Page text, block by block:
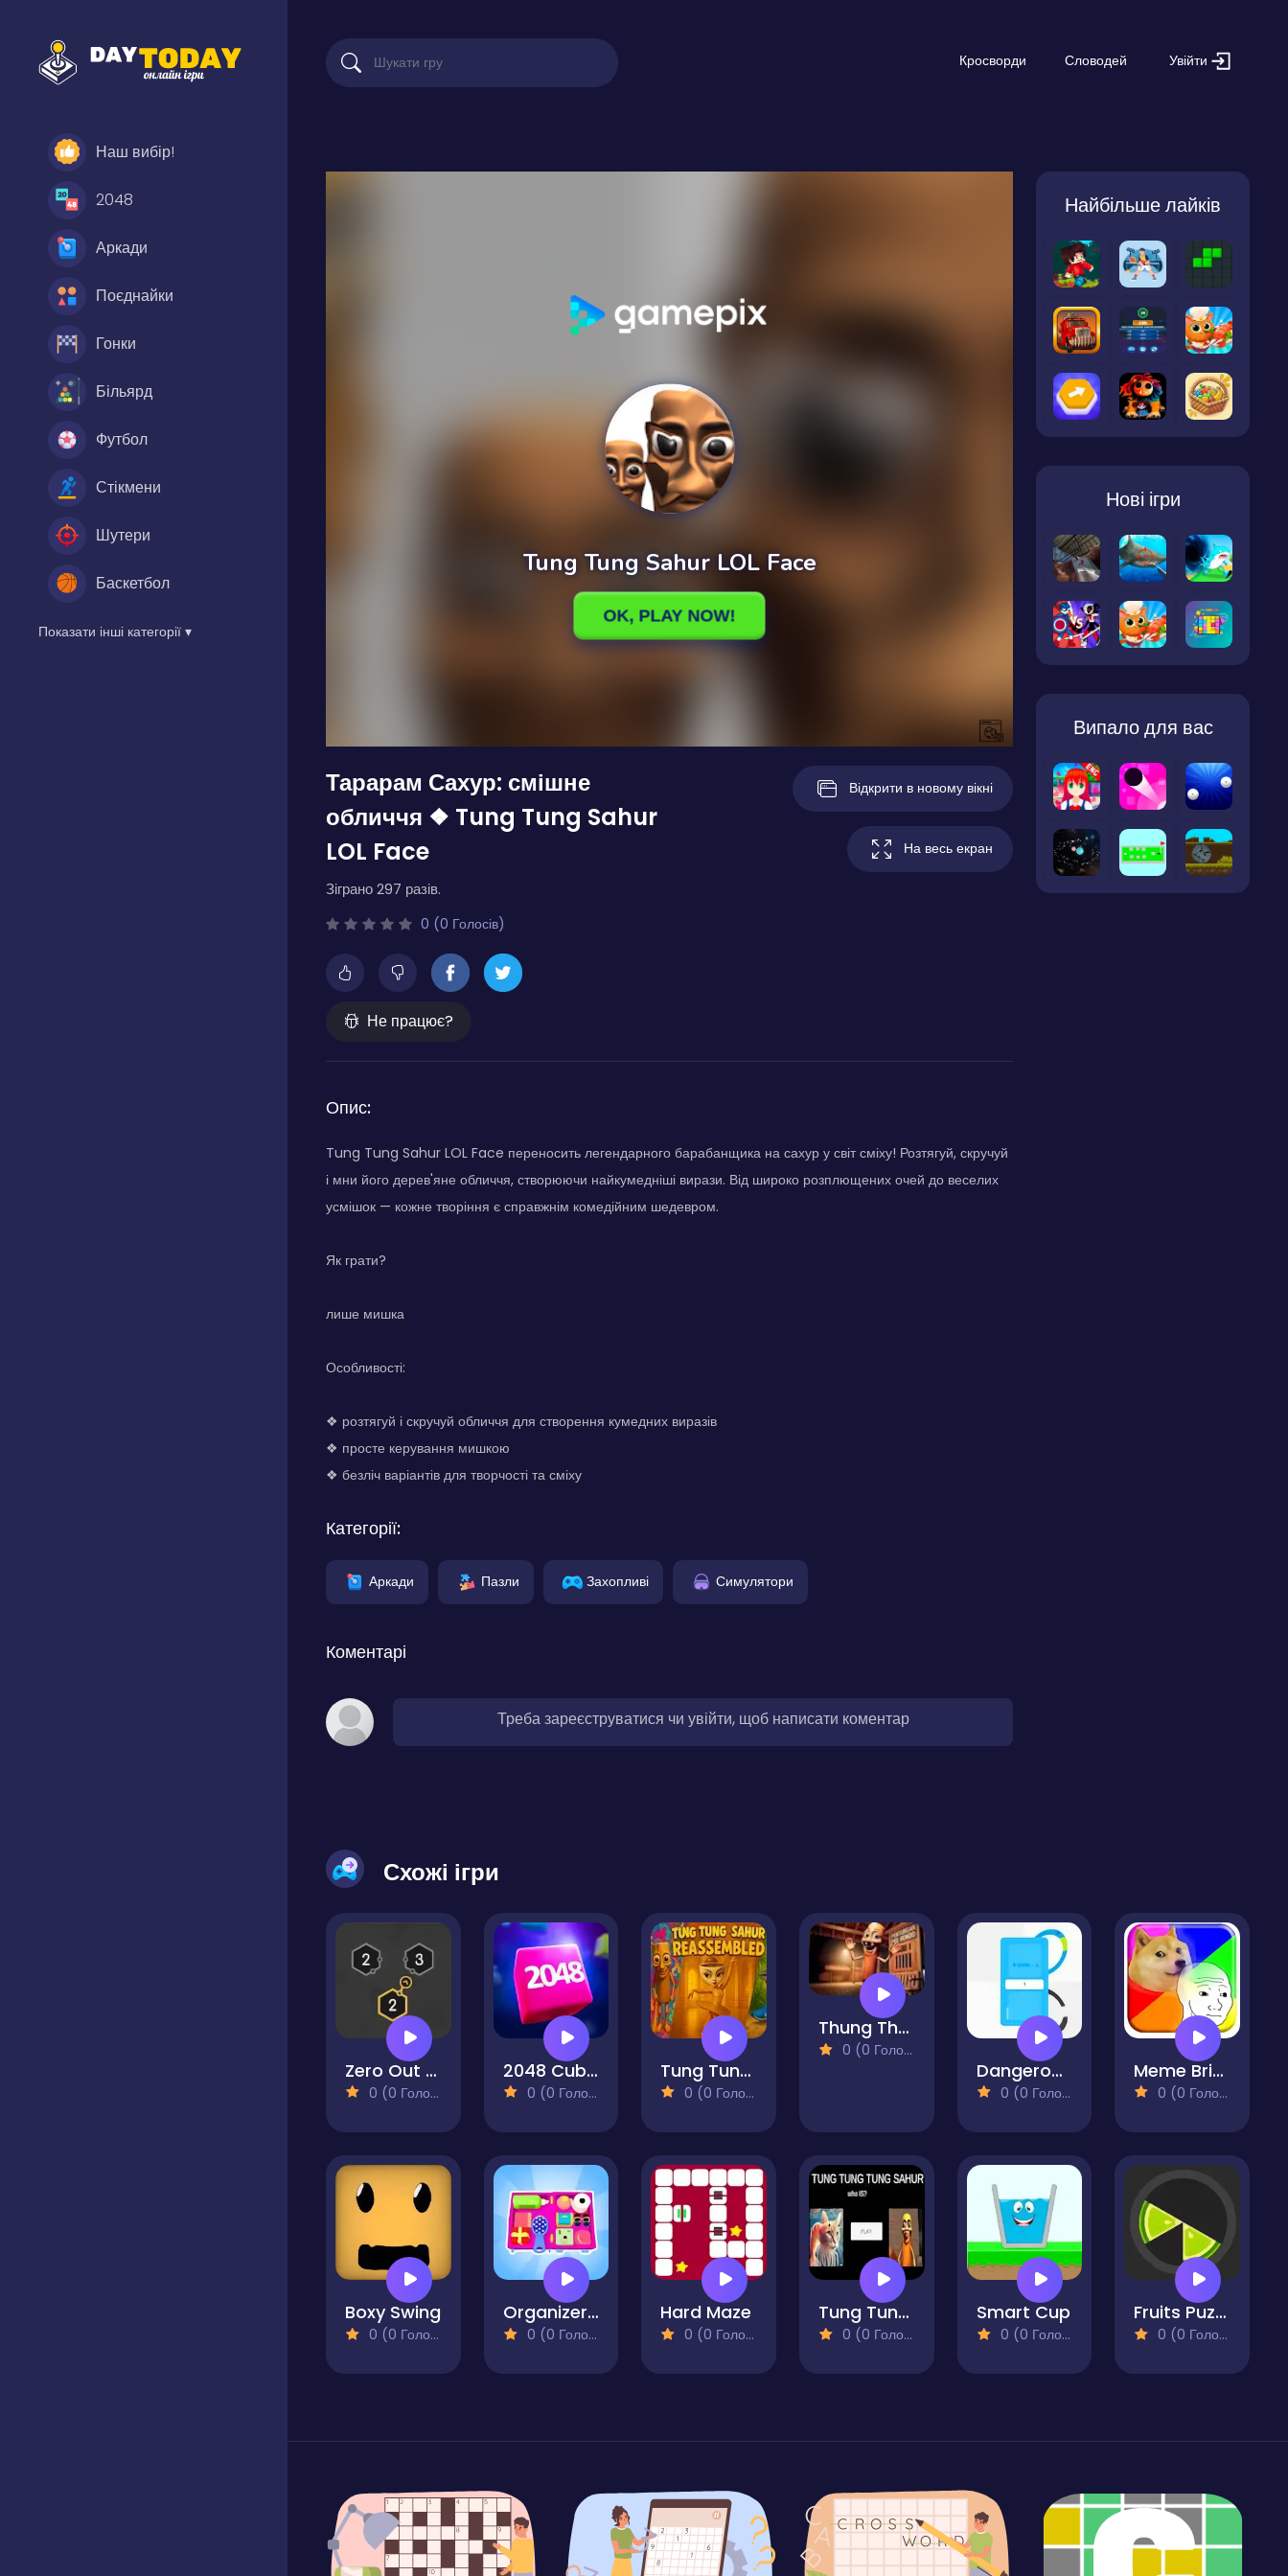
Наш вибір!
2048
Аркади
Поєднайки
Гонки
Більярд
Футбол
Стікмени
Шутери
Баскетбол
Показати інші категорії ▾
Кросворди Словодей Увійти
Тарарам Сахур: смішне
обличчя ❖ Tung Tung Sahur
LOL Face
Зіграно 297 разів.
0 (0 Голосів)
Не працює?
Відкрити в новому вікні
На весь екран
Опис:
Tung Tung Sahur LOL Face переносить легендарного барабанщика на сахур у світ сміху! Розтягуй, скручуй
і мни його дерев'яне обличчя, створюючи найкумедніші вирази. Від широко розплющених очей до веселих
усмішок — кожне творіння є справжнім комедійним шедевром.
Як грати?
лише мишка
Особливості:
❖ розтягуй і скручуй обличчя для створення кумедних виразів
❖ просте керування мишкою
❖ безліч варіантів для творчості та сміху
Категорії:
Аркади Пазли Захопливі Симулятори
Коментарі
Треба зареєструватися чи увійти, щоб написати коментар
Найбільше лайків
Нові ігри
Випало для вас
Схожі ігри
Zero Out Puzzle
0 (0 Голосів)
2048 Cube Merge
0 (0 Голосів)
Tung Tung Sahur: Reassembled
0 (0 Голосів)
Thung Thung Sahur Difference
0 (0 Голосів)
Dangerous Game
0 (0 Голосів)
Meme Bricks
0 (0 Голосів)
Boxy Swing
0 (0 Голосів)
Organizer Master
0 (0 Голосів)
Hard Maze
0 (0 Голосів)
Tung Tung Tung Sahur Who Is?
0 (0 Голосів)
Smart Cup
0 (0 Голосів)
Fruits Puzzle
0 (0 Голосів)